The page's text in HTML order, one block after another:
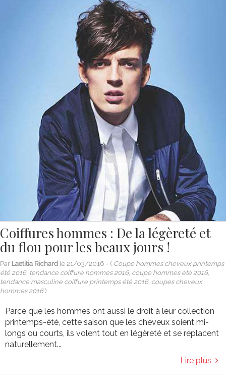
Coiffures hommes : De la légèreté et
du flou pour les beaux jours !
Par Laetitia Richard le 21/03/2016 - ( Coupe hommes cheveux printemps
été 2016, tendance coiffure hommes 2016, coupe hommes été 2016,
tendance masculine coiffure printemps été 2016, coupes cheveux
hommes 2016)
Parce que les hommes ont aussi le droit à leur collection
printemps-été, cette saison que les cheveux soient mi-
longs ou courts, ils volent tout en légèreté et se replacent
naturellement...
Lire plus